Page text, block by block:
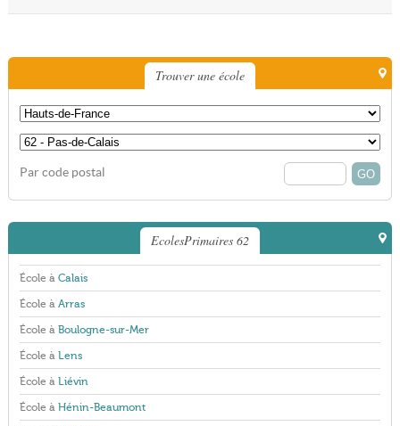
Trouver une école
Par code postal
EcolesPrimaires 62
École à Calais
École à Arras
École à Boulogne-sur-Mer
École à Lens
École à Liévin
École à Hénin-Beaumont